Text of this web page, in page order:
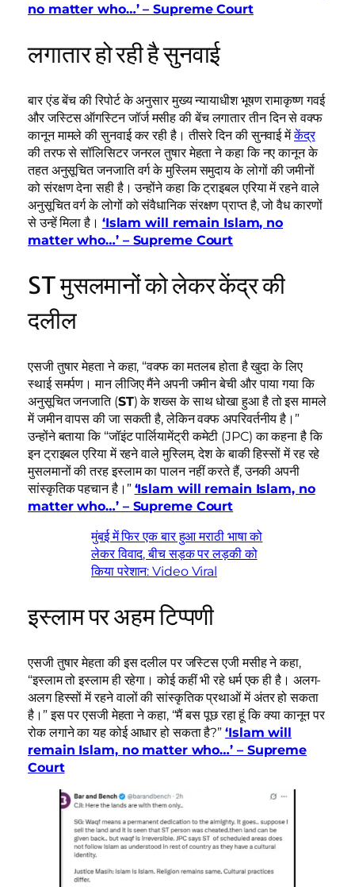
no matter who…’ – Supreme Court
लगातार हो रही है सुनवाई
बार एंड बेंच की रिपोर्ट के अनुसार मुख्य न्यायाधीश भूषण रामाकृष्ण गवई
और जस्टिस ऑगस्टिन जॉर्ज मसीह की बेंच लगातार तीन दिन से वक्फ
कानून मामले की सुनवाई कर रही है। तीसरे दिन की सुनवाई मेंकेंद्र
की तरफ से सॉलिसिटर जनरल तुषार मेहता ने कहा कि नए कानून के
तहत अनुसूचित जनजाति वर्ग के मुस्लिम समुदाय के लोगों की जमीनों
को संरक्षण देना सही है। उन्होंने कहा कि ट्राइबल एरिया में रहने वाले
अनुसूचित वर्ग के लोगों को संवैधानिक संरक्षण प्राप्त है, जो वैध कारणों
से उन्हें मिला है। ‘Islam will remain Islam, no
matter who…’ – Supreme Court
ST मुसलमानों को लेकर केंद्र की
दलील
एसजी तुषार मेहता ने कहा, “वक्फ का मतलब होता है खुदा के लिए
स्थाई समर्पण। मान लीजिए मैंने अपनी जमीन बेची और पाया गया कि
अनुसूचित जनजाति (ST) के शख्स के साथ धोखा हुआ है तो इस मामले
में जमीन वापस की जा सकती है, लेकिन वक्फ अपरिवर्तनीय है।”
उन्होंने बताया कि “जॉइंट पार्लियामेंट्री कमेटी (JPC) का कहना है कि
इन ट्राइबल एरिया में रहने वाले मुस्लिम, देश के बाकी हिस्सों में रह रहे
मुसलमानों की तरह इस्लाम का पालन नहीं करते हैं, उनकी अपनी
सांस्कृतिक पहचान है।” ‘Islam will remain Islam, no
matter who…’ – Supreme Court
मुंबई में फिर एक बार हुआ मराठी भाषा को
लेकर विवाद, बीच सड़क पर लड़की को
किया परेशान: Video Viral
इस्लाम पर अहम टिप्पणी
एसजी तुषार मेहता की इस दलील पर जस्टिस एजी मसीह ने कहा,
“इस्लाम तो इस्लाम ही रहेगा। कोई कहीं भी रहे धर्म एक ही है। अलग-
अलग हिस्सों में रहने वालों की सांस्कृतिक प्रथाओं में अंतर हो सकता
है।” इस पर एसजी मेहता ने कहा, “मैं बस पूछ रहा हूं कि क्या कानून पर
रोक लगाने का यह कोई आधार हो सकता है?”‘Islam will
remain Islam, no matter who…’ – Supreme
Court